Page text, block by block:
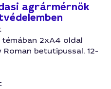
agrármérnök
2xA4 oldal
Roman betutipussal, 12-